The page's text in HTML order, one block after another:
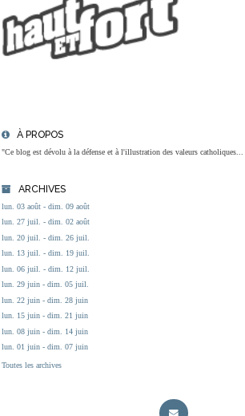
À PROPOS
"Ce blog est dévolu à la défense et à l'illustration des valeurs catholiques...
ARCHIVES
lun. 03 août - dim. 09 août
lun. 27 juil. - dim. 02 août
lun. 20 juil. - dim. 26 juil.
lun. 13 juil. - dim. 19 juil.
lun. 06 juil. - dim. 12 juil.
lun. 29 juin - dim. 05 juil.
lun. 22 juin - dim. 28 juin
lun. 15 juin - dim. 21 juin
lun. 08 juin - dim. 14 juin
lun. 01 juin - dim. 07 juin
Toutes les archives